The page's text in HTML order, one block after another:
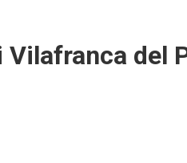
Vilafranca del